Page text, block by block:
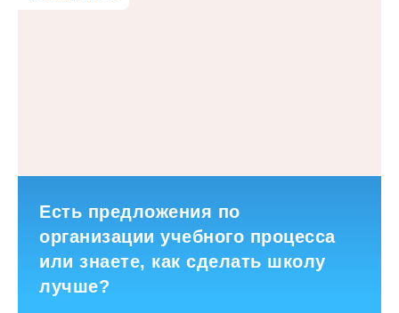
Есть предложения по
организации учебного процесса
или знаете, как сделать школу
лучше?